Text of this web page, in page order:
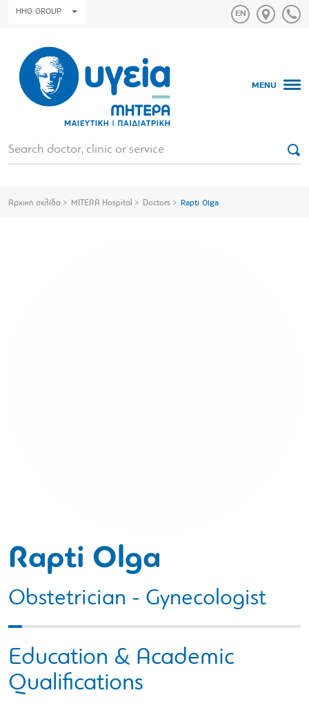
HHG GROUP
MENU
Αρχική σελίδα MITERA Hospital Doctors Rapti Olga
Rapti Olga
Obstetrician - Gynecologist
Education & Academic
Qualifications